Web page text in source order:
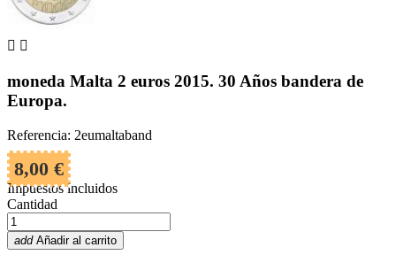
 
moneda Malta 2 euros 2015. 30 Años bandera de
Europa.
Referencia: 2eumaltaband
8,00 €
Impuestos incluidos
Cantidad
add Añadir al carrito